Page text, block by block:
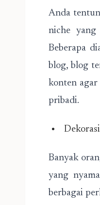
Anda
niche
Beberapa
blog, blog
konten agar
pribadi.
Banyak
yang
berbagai